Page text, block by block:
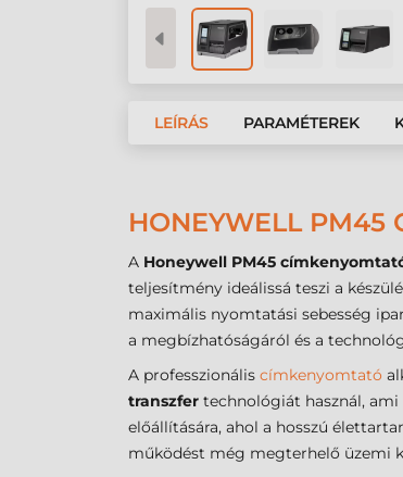
LEÍRÁS PARAMÉTEREK
HONEYWELL PM45
A Honeywell PM45
teljesítmény ideálissá teszi a
maximális nyomtatási sebesség
a megbízhatóságáról és a
A professzionális címkenyomtató
transzfer technológiát használ,
előállítására, ahol a hosszú
működést még megterhelő üzemi